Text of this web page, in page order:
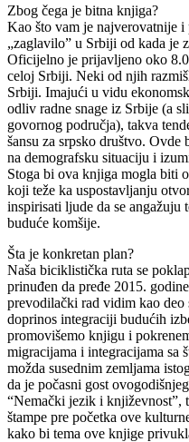
Zbog čega je bitna knjiga?
Kao što vam je najverovatnije
„zaglavilo” u Srbiji od kada je
Oficijelno je prijavljeno oko
celoj Srbiji. Neki od njih
Srbiji. Imajući u vidu
odliv radne snage iz Srbije (a
govornog područja), takva
šansu za srpsko društvo.
na demografsku situaciju i
Stoga bi ova knjiga mogla biti
koji teže ka uspostavljanju
inspirisati ljude da se angažuju
buduće komšije.
Šta je konkretan plan?
Naša biciklistička ruta se
prinuđen da pređe 2015.
prevodilački rad vidim kao deo
doprinos integraciji budućih
promovišemo knjigu i
migracijama i integracijama sa
možda susednim zemljama
da je počasni gost
“Nemački jezik i književnost”,
štampe pre početka ove
kako bi tema ove knjige